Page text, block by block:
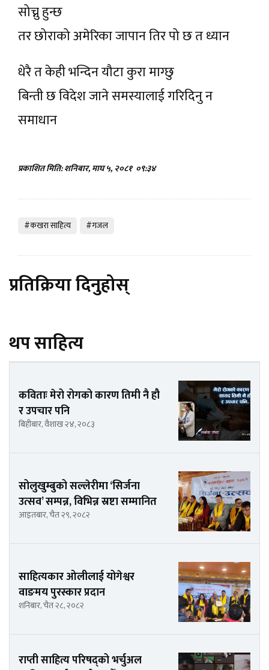
सोच्नु हुन्छ
तर छोराको अमेरिका जापान तिर पो छ त ध्यान
धेरै त केही भन्दिन यौटा कुरा माग्छु
बिन्ती छ विदेश जाने समस्यालाई गरिदिनु न
समाधान
प्रकाशित मिति: शनिबार, माघ ५, २०८१ ०९:३४
#कखरा साहित्य #गजल
प्रतिक्रिया दिनुहोस्
थप साहित्य
कविताः मेरो रोगको कारण तिमी नै हौ
र उपचार पनि
बिहीबार, वैशाख २४, २०८३
सोलुखुम्बुको सल्लेरीमा ‘सिर्जना
उत्सव’ सम्पन्न, विभिन्न स्रष्टा सम्मानित
आइतबार, चैत २९, २०८२
साहित्यकार ओलीलाई योगेश्वर
वाङमय पुरस्कार प्रदान
शनिबार, चैत २८, २०८२
राप्ती साहित्य परिषद्को भर्चुअल